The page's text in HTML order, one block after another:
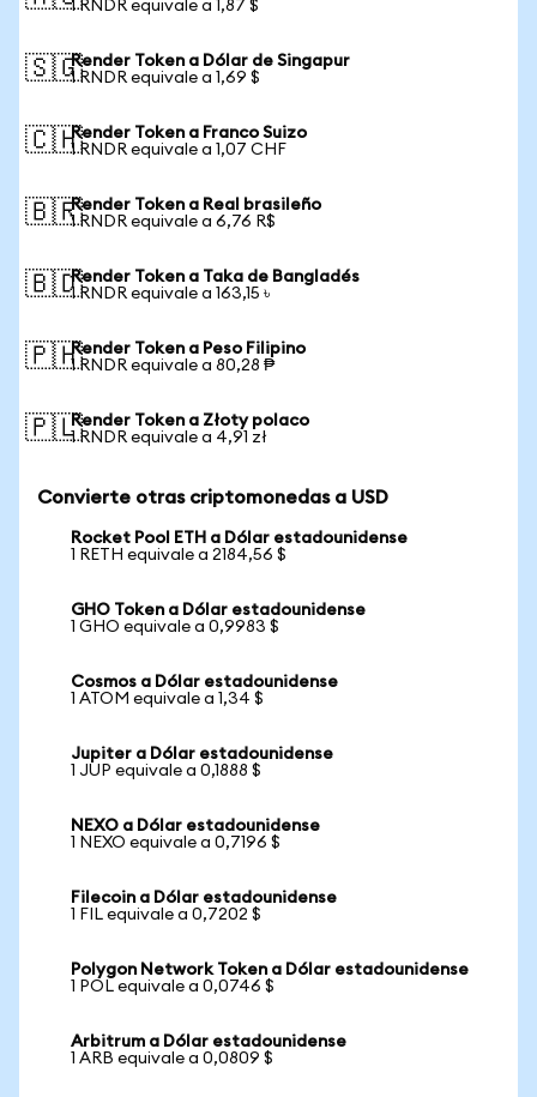
1 RNDR equivale a 1,87 $
🇸🇬Render Token a Dólar de Singapur
1 RNDR equivale a 1,69 $
🇨🇭Render Token a Franco Suizo
1 RNDR equivale a 1,07 CHF
🇧🇷Render Token a Real brasileño
1 RNDR equivale a 6,76 R$
🇧🇩Render Token a Taka de Bangladés
1 RNDR equivale a 163,15 ৳
🇵🇭Render Token a Peso Filipino
1 RNDR equivale a 80,28 ₱
🇵🇱Render Token a Złoty polaco
1 RNDR equivale a 4,91 zł
Convierte otras criptomonedas a USD
Rocket Pool ETH a Dólar estadounidense
1 RETH equivale a 2184,56 $
GHO Token a Dólar estadounidense
1 GHO equivale a 0,9983 $
Cosmos a Dólar estadounidense
1 ATOM equivale a 1,34 $
Jupiter a Dólar estadounidense
1 JUP equivale a 0,1888 $
NEXO a Dólar estadounidense
1 NEXO equivale a 0,7196 $
Filecoin a Dólar estadounidense
1 FIL equivale a 0,7202 $
Polygon Network Token a Dólar estadounidense
1 POL equivale a 0,0746 $
Arbitrum a Dólar estadounidense
1 ARB equivale a 0,0809 $